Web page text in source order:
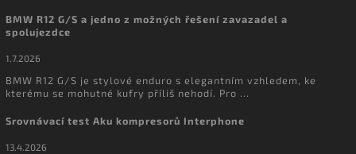
BMW R12 G/S a jedno z možných řešení zavazadel a
spolujezdce
1.7.2026
BMW R12 G/S je stylové enduro s elegantním vzhledem, ke
kterému se mohutné kufry příliš nehodí. Pro ...
Srovnávací test Aku kompresorů Interphone
13.4.2026